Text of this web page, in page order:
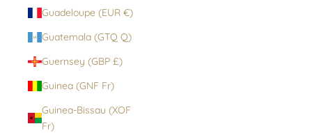
Guadeloupe (EUR €)
Guatemala (GTQ Q)
Guernsey (GBP £)
Guinea (GNF Fr)
Guinea-Bissau (XOF
Fr)